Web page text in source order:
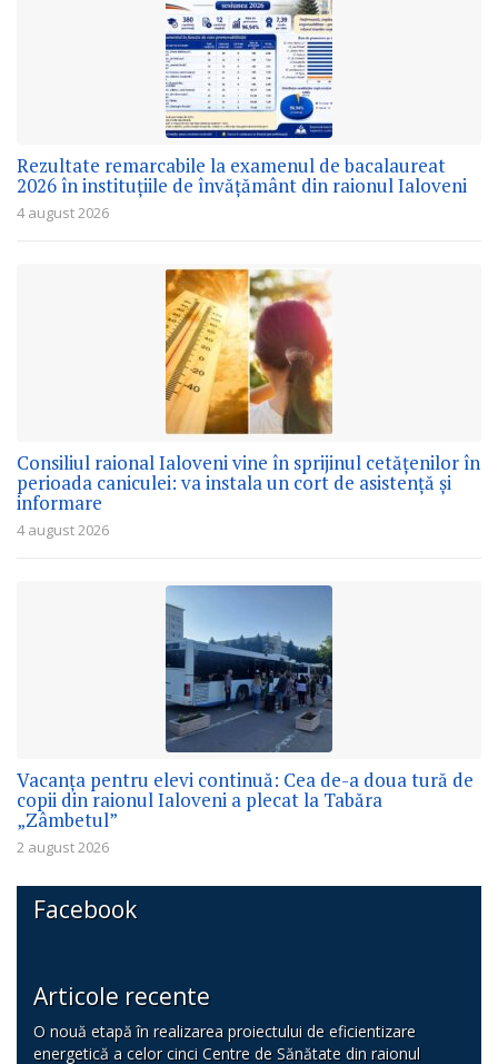
Rezultate remarcabile la examenul de bacalaureat
2026 în instituțiile de învățământ din raionul Ialoveni
4 august 2026
Consiliul raional Ialoveni vine în sprijinul cetățenilor în
perioada caniculei: va instala un cort de asistență și
informare
4 august 2026
Vacanța pentru elevi continuă: Cea de-a doua tură de
copii din raionul Ialoveni a plecat la Tabăra
„Zâmbetul”
2 august 2026
Facebook
Articole recente
O nouă etapă în realizarea proiectului de eficientizare
energetică a celor cinci Centre de Sănătate din raionul